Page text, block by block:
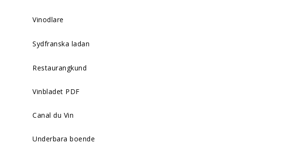
Vinodlare
Sydfranska ladan
Restaurangkund
Vinbladet PDF
Canal du Vin
Underbara boende